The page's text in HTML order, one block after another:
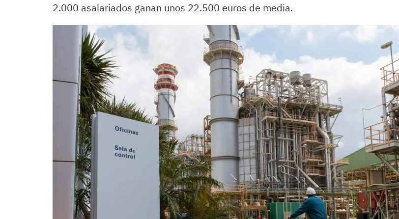
2.000 asalariados ganan unos 22.500 euros de media.